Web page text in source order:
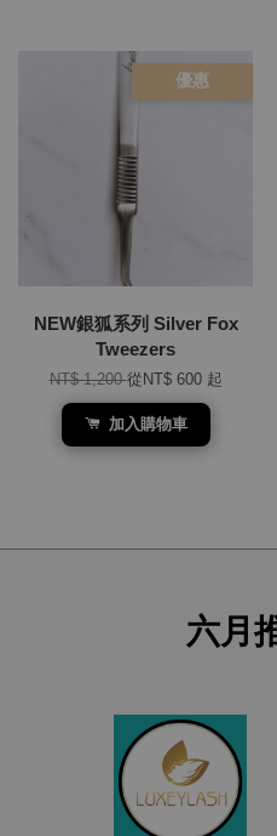
優惠
NEW銀狐系列 Silver Fox
Tweezers
NT$ 1,200從 NT$ 600 起
加入購物車
六月